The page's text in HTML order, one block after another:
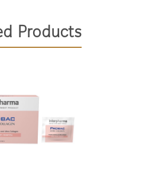
infantis
bifidum
เลยนะคะ รับ
ละ 2 ซอง เช้า-
Products